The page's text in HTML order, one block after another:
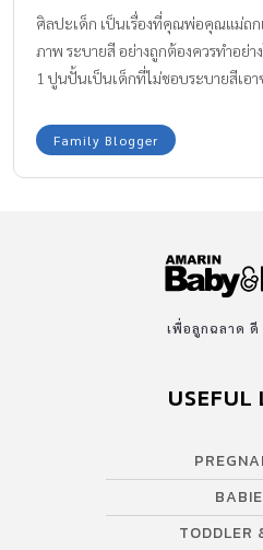
ศิลปะเด็ก เป็นเรื่องที่คุณพ่อคุณแม่ถก
ภาพ ระบายสี อย่างถูกต้องควรทำอย่า
1 ปูนปั้นเป็นเด็กที่ไม่ชอบระบายสีเอา
Family Blogger
เพื่อลูกฉลาด
USEFUL
TODDLER